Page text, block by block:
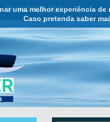
uma melhor experiência
Caso pretenda saber
☏ 932 121 707